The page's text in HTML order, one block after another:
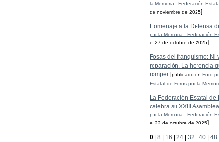
la Memoria - Federación
de noviembre de 2025]
Homenaje a la Defensa
por la Memoria - Federación
el 27 de octubre de 2025]
Fosas del franquismo: Ni
reparación. La herencia
romper [publicado en Foro
Estatal de Foros por la
La Federación Estatal de
celebra su XXIII
por la Memoria - Federación
el 22 de octubre de 2025]
0 8 16 24 32 40 48